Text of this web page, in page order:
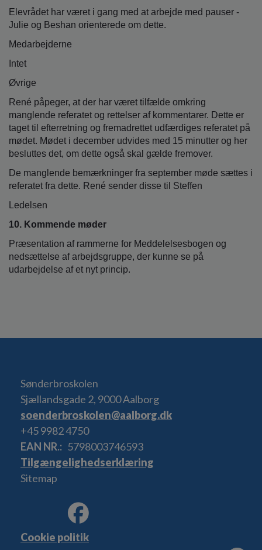
Elevrådet har været i gang med at arbejde med pauser -
Julie og Beshan orienterede om dette.
Medarbejderne
Intet
Øvrige
René påpeger, at der har været tilfælde omkring
manglende referatet og rettelser af kommentarer. Dette er
taget til efterretning og fremadrettet udfærdiges referatet på
mødet. Mødet i december udvides med 15 minutter og her
besluttes det, om dette også skal gælde fremover.
De manglende bemærkninger fra september møde sættes i
referatet fra dette. René sender disse til Steffen
Ledelsen
10. Kommende møder
Præsentation af rammerne for Meddelelsesbogen og
nedsættelse af arbejdsgruppe, der kunne se på
udarbejdelse af et nyt princip.
Sønderbroskolen
Sjællandsgade 2, 9000 Aalborg
soenderbroskolen@aalborg.dk
+45 9982 4750
EAN NR.
5798003746593
Tilgængelighedserklæring
Sitemap
Cookie politik